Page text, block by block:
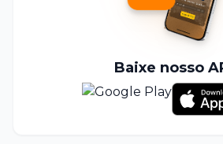
Baixe nosso